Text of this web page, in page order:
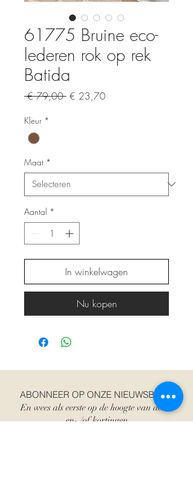
61775 Bruine eco-
lederen rok op rek
Batida
€ 79,00 Normale
€ 23,70Verkoopprijs
Kleur *
Maat *
Aantal *
In winkelwagen
Nu kopen
ABONNEER OP ONZE NIEUWSBRIEF
En wees als eerste op de hoogte van acties
en- /of kortingen